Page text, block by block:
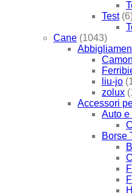
Test
Cane (1043)
Camon
liu-jo
zolux
Accessori
Auto e
Borse